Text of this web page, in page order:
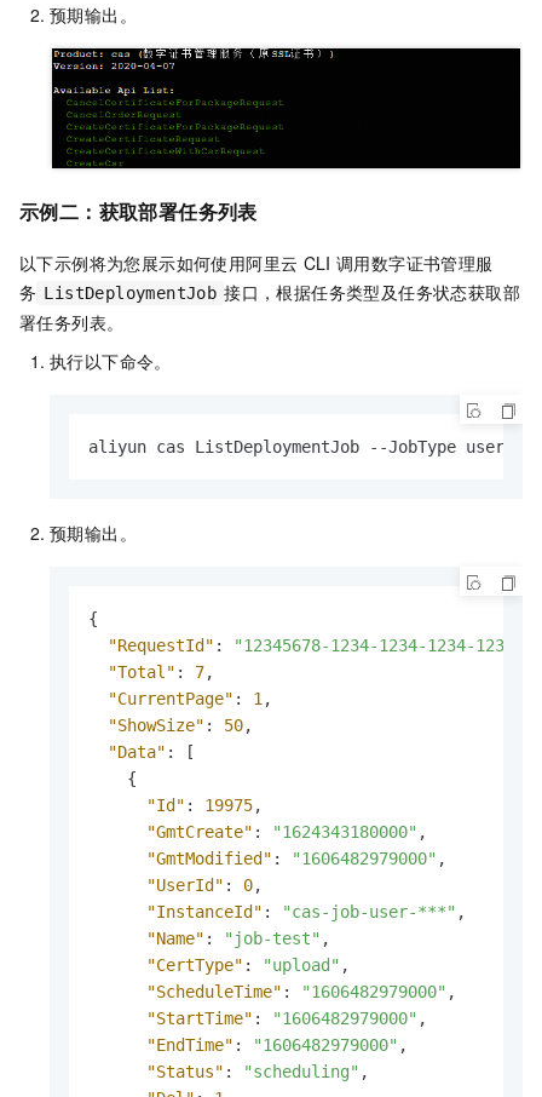
预期输出。
示例二： 获取部署任务列表
以下示例将为您展示如何使用阿里云 CLI 调用数字证书管理服
务 ListDeploymentJob 接口，根据任务类型及任务状态获取部
署任务列表。
执行以下命令。
aliyun cas ListDeploymentJob --JobType user --
预期输出。
{
"RequestId" :
"12345678-1234-1234-1234-
"Total" : 7,
"CurrentPage" : 1 ,
"ShowSize" : 50,
"Data" :
[
{
"Id" : 19975,
"GmtCreate" : "1624343180000" ,
"GmtModified" : "1606482979000" ,
"UserId" : 0,
"InstanceId" : "cas-job-user-***" ,
"Name" : "job-test" ,
"CertType" : "upload" ,
"ScheduleTime" : "1606482979000" ,
"StartTime" : "1606482979000" ,
"EndTime" : "1606482979000" ,
"Status" : "scheduling" ,